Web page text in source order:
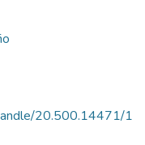
20.500.14471/1